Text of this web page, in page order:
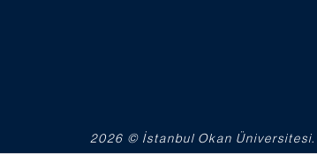
2026 © İstanbul Okan Üniversitesi.